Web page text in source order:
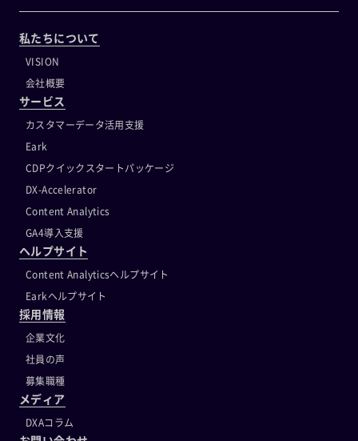
私たちについて
VISION
会社概要
サービス
カスタマーデータ活用支援
Eark
CDPクイックスタートパッケージ
DX-Accelerator
Content Analytics
GA4導入支援
ヘルプサイト
Content Analyticsヘルプサイト
Earkヘルプサイト
採用情報
企業文化
社員の声
募集職種
メディア
DXAコラム